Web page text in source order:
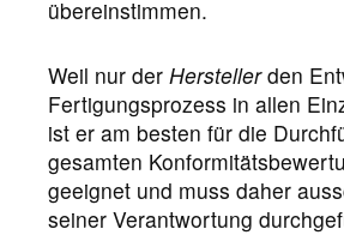
übereinstimmen.
Weil nur der Herstellerden
Fertigungsprozess in allen
ist er am besten für die
gesamten
geeignet und muss daher
seiner Verantwortung